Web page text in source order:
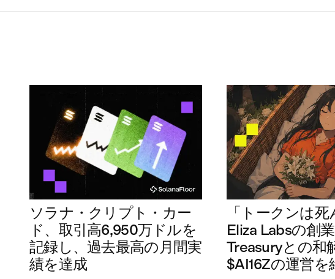
ソラナ・クリプト・カー
ド、取引高6,950万ドルを
記録し、過去最高の月間実
績を達成
「トークンは死
Eliza Labsの創業
Treasuryとの和
$AI16Zの運営を